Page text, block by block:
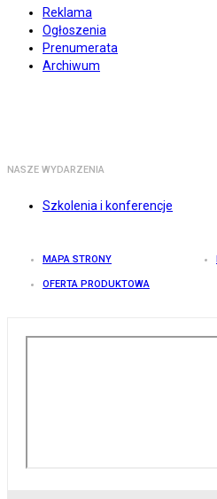
Reklama
Ogłoszenia
Prenumerata
Archiwum
NASZE WYDARZENIA
Szkolenia i konferencje
MAPA STRONY
OFERTA PRODUKTOWA